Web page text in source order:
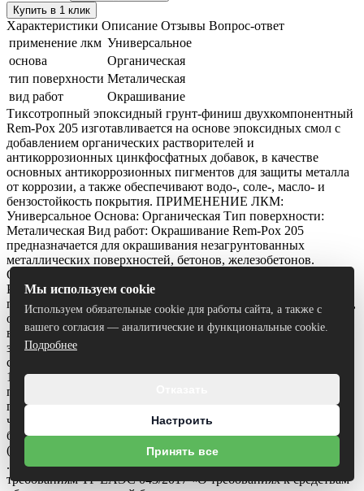
Купить в 1 клик
Характеристики Описание Отзывы Вопрос-ответ
применение лкм Универсальное
основа
Органическая
тип поверхности Металическая
вид работ
Окрашивание
Тиксотропный эпоксидный грунт-финиш двухкомпонентный
Rem-Pox 205 изготавливается на основе эпоксидных смол с
добавлением органических растворителей и
антикоррозионных цинкфосфатных добавок, в качестве
основных антикоррозионных пигментов для защиты металла
от коррозии, а также обеспечивают водо-, соле-, масло- и
бензостойкость покрытия. ПРИМЕНЕНИЕ ЛКМ:
Универсальное Основа: Органическая Тип поверхности:
Металическая Вид работ: Окрашивание Rem-Pox 205
предназначается для окрашивания незагрунтованных
металлических поверхностей, бетонов, железобетонов.
Областями применения двухкомпонентной грунт-эмали Rem-
Pox 205 являются нефте- и газодобывающая, химическая
промышленность в регионах с морским и влажным климатом,
общее машиностроение, приборостроение, станкостроение,
вагоно- и судостроение, городская среда. Обеспечивает
защиту в агрессивных средах, где коррозийная активность
среды соответствует классу ХА1, ХА2 , ХА3 (ТКП 45-2.01-
111). Используется в средах С1-С5 (ISO 12944Грунт-эмаль
прошла испытания по пожаробезопасности и успешно
применяется в системе с огнезащитными материалами, в том
числе с огнезащитным составом «КМД-О-МЕТАЛЛ»,
белорусского производства ООО «НПП Брандтрейд»
(https://brandtrade.by/production/flame-retardants/kmd-o-metall/)
.Огнезащитный состав сертифицирован на соответствие
требованиям ТР ЕАЭС 043/2017 «О требованиях к средствам
Мы используем cookie
Используем обязательные cookie для работы сайта, а также с
вашего согласия — аналитические и функциональные cookie.
Подробнее
Настроить
Принять все